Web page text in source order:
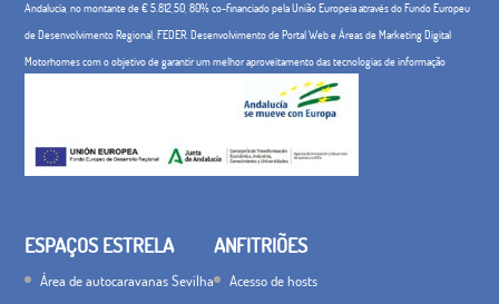
Andalucía, no montante de € 5.812,50, 80% co-financiado pela União Europeia através do Fundo Europeu
de Desenvolvimento Regional, FEDER. Desenvolvimento de Portal Web e Áreas de Marketing Digital
Motorhomes com o objetivo de garantir um melhor aproveitamento das tecnologias de informação
ESPAÇOS ESTRELA
Área de autocaravanas Sevilha
ANFITRIÕES
Acesso de hosts